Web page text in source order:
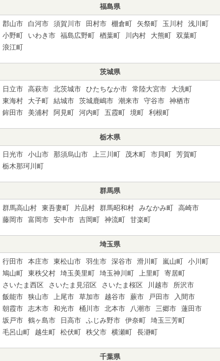
福島県
郡山市 白河市 須賀川市 田村市 棚倉町 矢祭町 玉川村
浅川町
小野町
いわき市 福島広野町 楢葉町 川内村 大熊町
双葉町
浪江町
茨城県
日立市 高萩市 北茨城市 ひたちなか市 常陸大宮市
大洗町
東海村
大子町 結城市 茨城鹿嶋市 潮来市 守谷市
神栖市
鉾田市
美浦村 阿見町 河内町 五霞町 境町 利根町
栃木県
日光市 小山市 那須烏山市 上三川町 茂木町 市貝町
芳賀町
栃木那珂川町
群馬県
群馬高山村 東吾妻町 片品村 群馬昭和村 みなかみ町
高崎市
藤岡市
富岡市 安中市 吉岡町 神流町 甘楽町
埼玉県
行田市 本庄市 東松山市 羽生市 深谷市 滑川町 嵐山町
小川町
鳩山町
東秩父村 埼玉美里町 埼玉神川町 上里町
寄居町
さいたま西区
さいたま見沼区 さいたま桜区 川越市
所沢市
飯能市
狭山市 上尾市 草加市 越谷市 蕨市 戸田市
入間市
朝霞市
志木市 和光市 桶川市 北本市 八潮市 三郷市
蓮田市
坂戸市
鶴ヶ島市 日高市 ふじみ野市 伊奈町
埼玉三芳町
毛呂山町
越生町 松伏町 秩父市 横瀬町 長瀞町
千葉県